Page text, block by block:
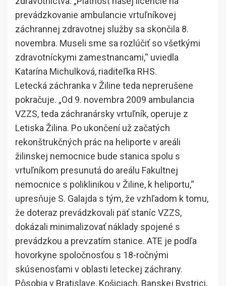
prevádzkovanie ambulancie vrtuľníkovej
záchrannej zdravotnej služby sa skončila 8.
novembra. Museli sme sa rozlúčiť so všetkými
zdravotníckymi zamestnancami,“ uviedla
Katarína Michulková, riaditeľka RHS.
Letecká záchranka v Žiline teda neprerušene
pokračuje. „Od 9. novembra 2009 ambulancia
VZZS, teda záchranársky vrtuľník, operuje z
Letiska Žilina. Po ukončení už začatých
rekonštrukčných prác na heliporte v areáli
žilinskej nemocnice bude stanica spolu s
vrtuľníkom presunutá do areálu Fakultnej
nemocnice s poliklinikou v Žiline, k heliportu,“
upresňuje S. Galajda s tým, že vzhľadom k tomu,
že doteraz prevádzkovali päť staníc VZZS,
dokázali minimalizovať náklady spojené s
prevádzkou a prevzatím stanice. ATE je podľa
hovorkyne spoločnosťou s 18-ročnými
skúsenosťami v oblasti leteckej záchrany.
Pôsobia v Bratislave, Košiciach, Banskej Bystrici,